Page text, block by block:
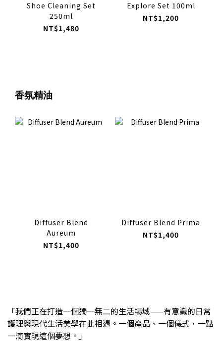
Shoe Cleaning Set
250ml
NT$1,480
Explore Set 100ml
NT$1,200
香氛精油
Diffuser Blend
Aureum
NT$1,400
Diffuser Blend Prima
NT$1,400
「我們正在打造一個獨一無二的生活場域——有意識的日常
護理與現代生活美學在此相遇。一個產品、一個儀式，一點
一滴實現這個夢想。」